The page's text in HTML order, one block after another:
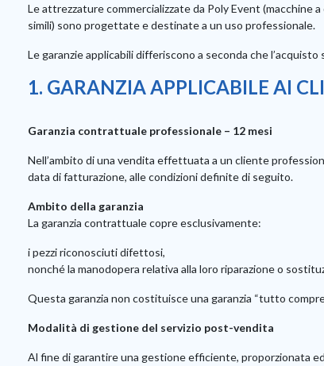
Le attrezzature commercializzate da Poly Event (macchine
simili) sono progettate e destinate a un uso professionale.
Le garanzie applicabili differiscono a seconda che
1. GARANZIA APPLICABILE AI
Garanzia contrattuale professionale – 12 mesi
Nell’ambito di una vendita effettuata a un cliente
data di fatturazione, alle condizioni definite di seguito.
Ambito della garanzia
La garanzia contrattuale copre esclusivamente:
i pezzi riconosciuti difettosi,
nonché la manodopera relativa alla loro riparazione o
Questa garanzia non costituisce una garanzia “tutto
Modalità di gestione del servizio post-vendita
Al fine di garantire una gestione efficiente, proporzionata